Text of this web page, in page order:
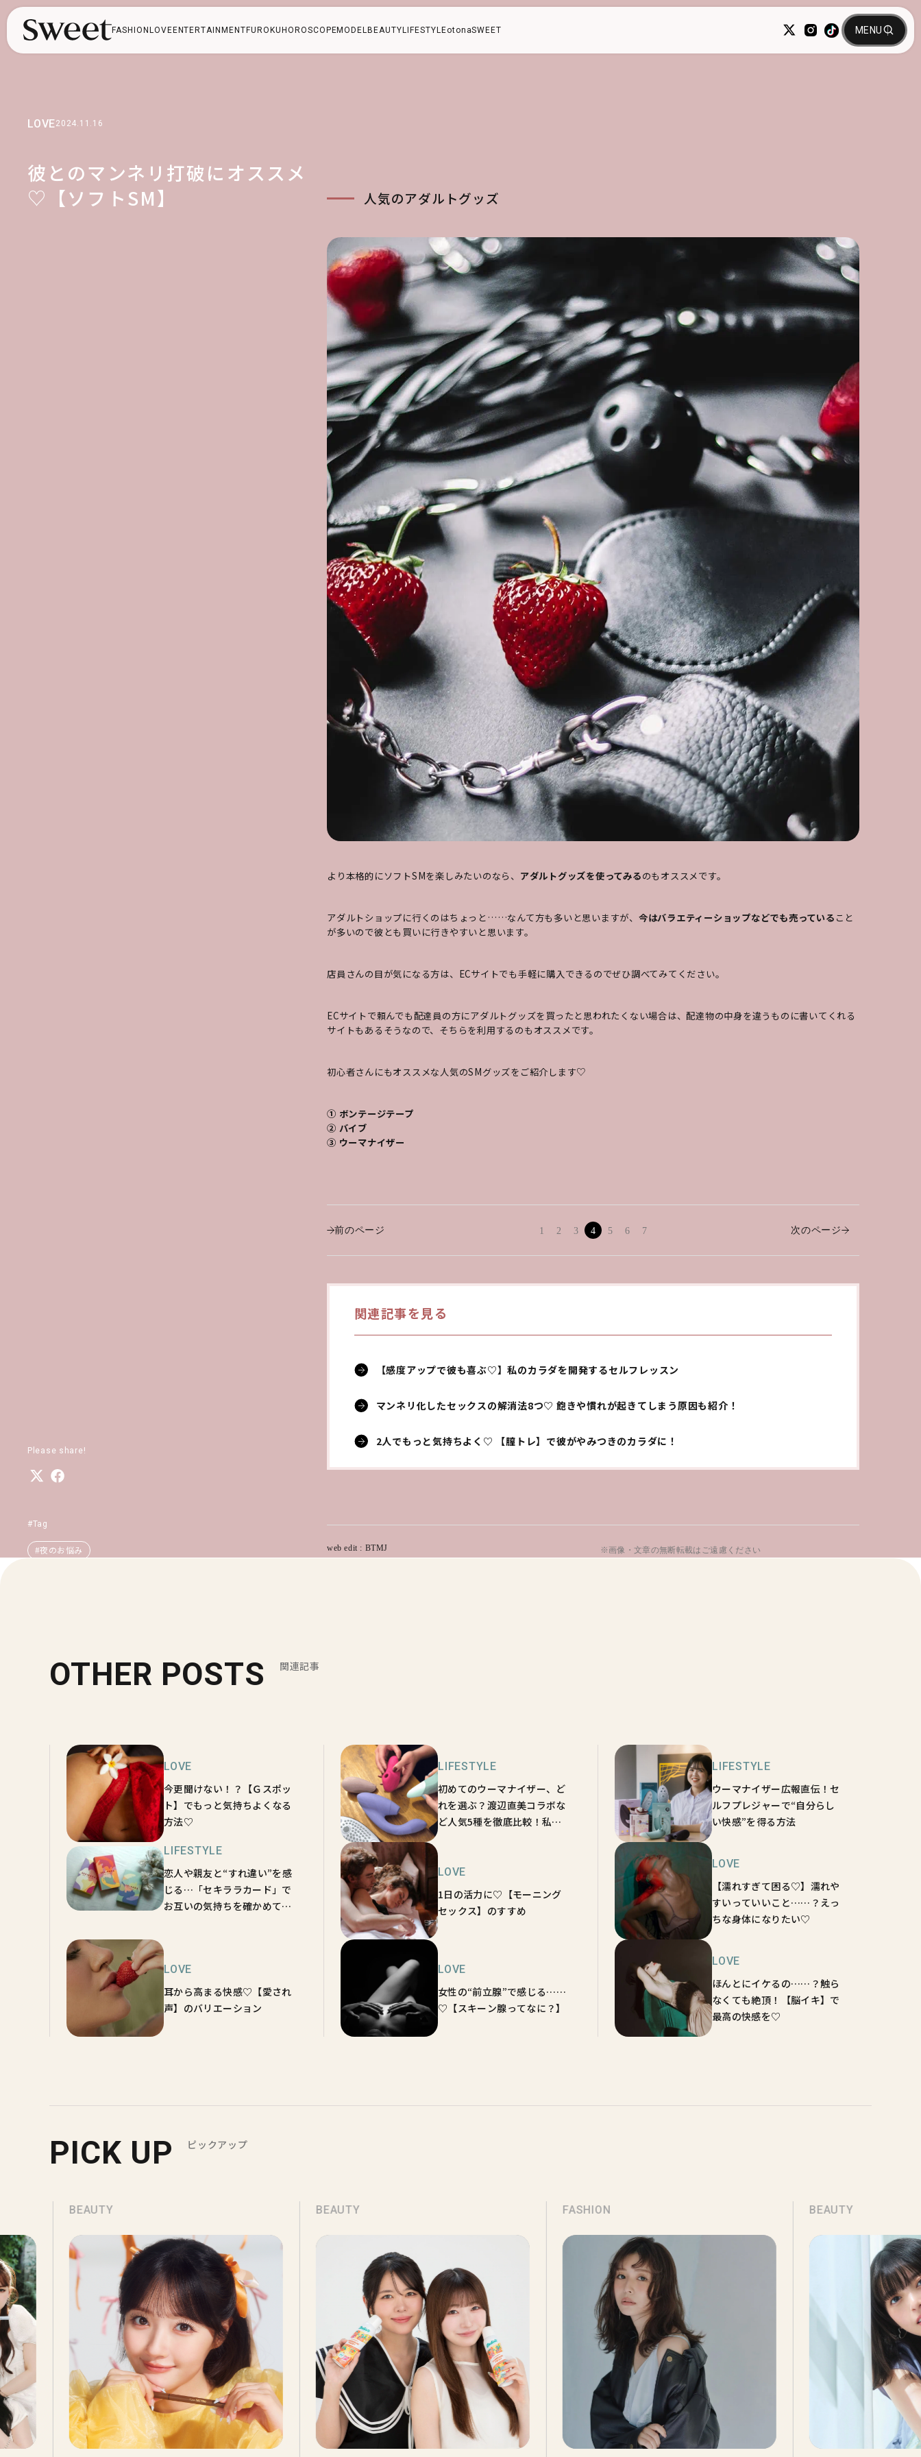
FASHION LOVE ENTERTAINMENT FUROKU HOROSCOPEMODEL BEAUTY LIFESTYLEotonaSWEET
LOVE2024.11.16
彼とのマンネリ打破にオススメ
♡【ソフトSM】
Please share!
#Tag
#夜のお悩み
人気のアダルトグッズ
より本格的にソフトSMを楽しみたいのなら、 アダルトグッズを使ってみるのもオススメです。
アダルトショップに行くのはちょっと……なんて方も多いと思いますが、 今はバラエティーショップなどでも売っている こと
が多いので彼とも買いに行きやすいと思います。
店員さんの目が気になる方は、ECサイトでも手軽に購入できるのでぜひ調べてみてください。
ECサイトで頼んでも配達員の方にアダルトグッズを買ったと思われたくない場合は、配達物の中身を違うものに書いてくれる
サイトもあるそうなので、そちらを利用するのもオススメです。
初心者さんにもオススメな人気のSMグッズをご紹介します♡
① ボンテージテープ
② バイブ
③ ウーマナイザー
前のページ 1 2 3 4 5 6 7 次のページ
関連記事を見る
【感度アップで彼も喜ぶ♡】私のカラダを開発するセルフレッスン
マンネリ化したセックスの解消法8つ♡ 飽きや慣れが起きてしまう原因も紹介！
2人でもっと気持ちよく♡ 【膣トレ】で彼がやみつきのカラダに！
web edit : BTMJ ※画像・文章の無断転載はご遠慮ください
OTHER POSTS 関連記事
LOVE
今更聞けない！？【Ｇスポッ
ト】でもっと気持ちよくなる
方法♡
LIFESTYLE
初めてのウーマナイザー、ど
れを選ぶ？渡辺直美コラボな
ど人気5種を徹底比較！私た
LIFESTYLE
ウーマナイザー広報直伝！セ
ルフプレジャーで“自分らし
い快感”を得る方法
LIFESTYLE
恋人や親友と“すれ違い”を感
じる…「セキララカード」で
お互いの気持ちを確かめてみ
LOVE
1日の活力に♡【モーニング
セックス】のすすめ
LOVE
【濡れすぎて困る♡】濡れや
すいっていいこと……？えっ
ちな身体になりたい♡
LOVE
耳から高まる快感♡【愛され
声】のバリエーション
LOVE
女性の“前立腺”で感じる……
♡【スキーン腺ってなに？】
LOVE
ほんとにイケるの……？触ら
なくても絶頂！【脳イキ】で
最高の快感を♡
PICK UP ピックアップ
BEAUTY BEAUTY FASHION BEAUTY